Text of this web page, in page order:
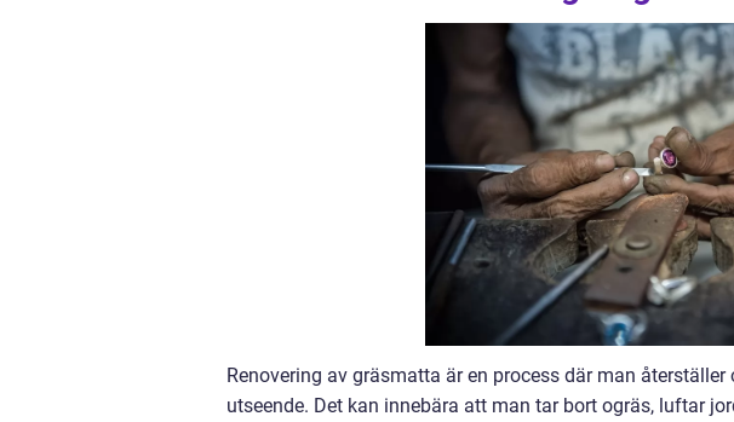
Renovering av gräsmatta är en process där man
utseende. Det kan innebära att man tar bort ogräs, luftar